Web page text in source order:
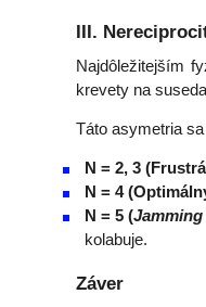
III.
Najdôležitejším
krevety na
Táto asymetria
N = 2, 3
N = 4
N = 5 (
kolabuje.
Záver